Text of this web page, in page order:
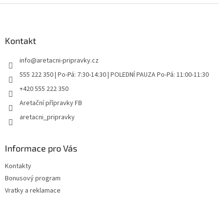
Kontakt
info@aretacni-pripravky.cz
555 222 350 | Po-Pá: 7:30-14:30 | POLEDNÍ PAUZA Po-Pá: 11:00-11:30
+420 555 222 350
Aretační přípravky FB
aretacni_pripravky
Informace pro Vás
Kontakty
Bonusový program
Vratky a reklamace